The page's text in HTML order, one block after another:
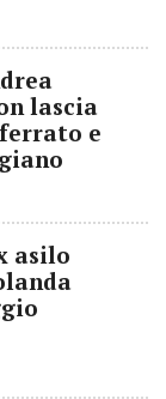
lascia
e
asilo